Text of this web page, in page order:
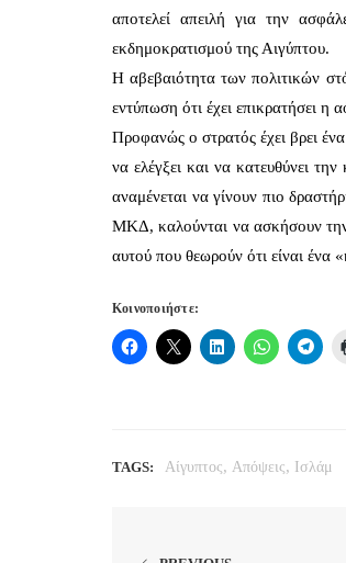
αποτελεί απειλή για την
εκδημοκρατισμού της Αιγύπτου.
Η αβεβαιότητα των πολιτικών
εντύπωση ότι έχει επικρατήσει η
Προφανώς ο στρατός έχει βρει
να ελέγξει και να κατευθύνει
αναμένεται να γίνουν πιο
ΜΚΔ, καλούνται να ασκήσουν την
αυτού που θεωρούν ότι είναι ένα
Κοινοποιήστε:
TAGS: Αίγυπτος, Απόψεις, Ισλάμ